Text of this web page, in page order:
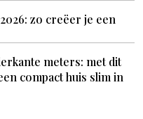
zo creëer je een
meters: met dit
compact huis slim in